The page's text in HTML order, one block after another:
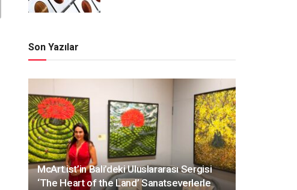
Son Yazılar
McArt.ist’in Bali’deki Uluslararası Sergisi
‘The Heart of the Land’ Sanatseverlerle